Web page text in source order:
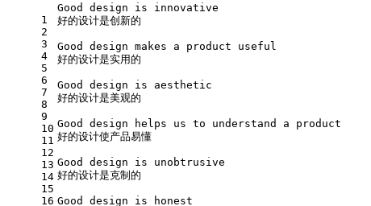
1
2
3
4
5
6
7
8
9
10
11
12
13
14
15
16
Good design is innovative
好的设计是创新的
Good design makes a product useful
好的设计是实用的
Good design is aesthetic
好的设计是美观的
Good design helps us to understand a product
好的设计使产品易懂
Good design is unobtrusive
好的设计是克制的
Good design is honest